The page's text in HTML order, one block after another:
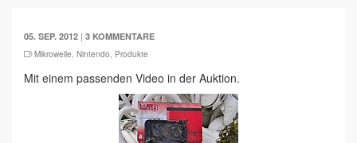
05. SEP. 2012 | 3 KOMMENTARE
Mikrowelle, Nintendo, Produkte
Mit einem passenden Video in der Auktion.